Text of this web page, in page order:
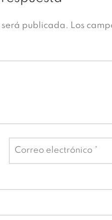
será publicada. Los
Correo electrónico *